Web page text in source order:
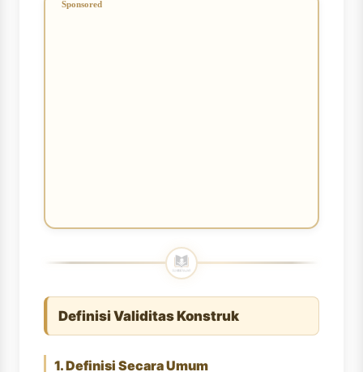
Definisi Validitas Konstruk
1. Definisi Secara Umum